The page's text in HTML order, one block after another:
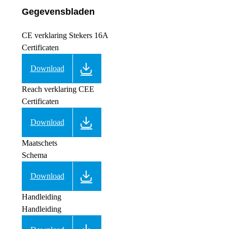
Gegevensbladen
CE verklaring Stekers 16A
Certificaten
Download
Reach verklaring CEE
Certificaten
Download
Maatschets
Schema
Download
Handleiding
Handleiding